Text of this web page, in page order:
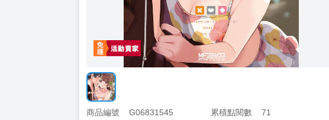
商品編號 G06831545 累積點閱數
71